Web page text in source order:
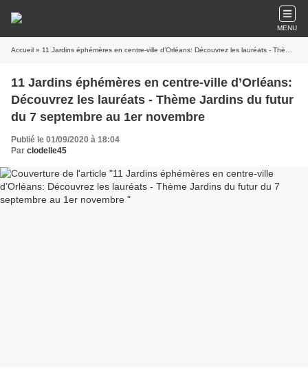
MENU
Accueil » 11 Jardins éphémères en centre-ville d’Orléans: Découvrez les lauréats - Thème Jardins du futur du 7 septembre au 1er novembre
11 Jardins éphémères en centre-ville d’Orléans:
Découvrez les lauréats - Thème Jardins du futur
du 7 septembre au 1er novembre
Publié le 01/09/2020 à 18:04
Par clodelle45